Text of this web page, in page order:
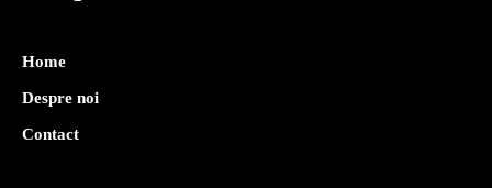
Home
Despre noi
Contact